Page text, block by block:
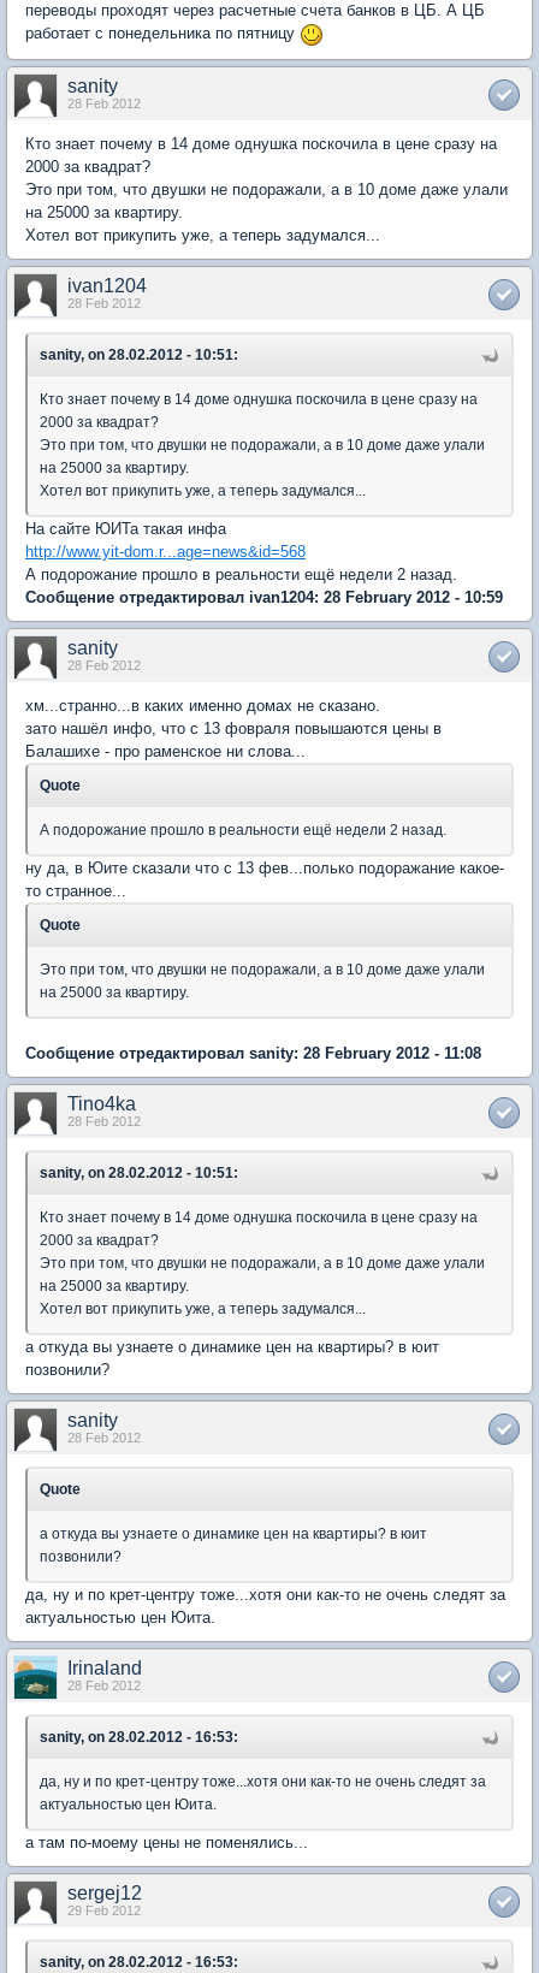
переводы проходят через расчетные счета банков в ЦБ. А ЦБ
работает с понедельника по пятницу
sanity
28 Feb 2012
Кто знает почему в 14 доме однушка поскочила в цене сразу на
2000 за квадрат?
Это при том, что двушки не подоражали, а в 10 доме даже улали
на 25000 за квартиру.
Хотел вот прикупить уже, а теперь задумался...
ivan1204
28 Feb 2012
sanity, on 28.02.2012 - 10:51:
Кто знает почему в 14 доме однушка поскочила в цене сразу на
2000 за квадрат?
Это при том, что двушки не подоражали, а в 10 доме даже улали
на 25000 за квартиру.
Хотел вот прикупить уже, а теперь задумался...
На сайте ЮИТа такая инфа
http://www.yit-dom.r...age=news&id=568
А подорожание прошло в реальности ещё недели 2 назад.
Сообщение отредактировал ivan1204: 28 February 2012 - 10:59
sanity
28 Feb 2012
хм...странно...в каких именно домах не сказано.
зато нашёл инфо, что с 13 фовраля повышаются цены в
Балашихе - про раменское ни слова...
Quote
А подорожание прошло в реальности ещё недели 2 назад.
ну да, в Юите сказали что с 13 фев...полько подоражание какое-
то странное...
Quote
Это при том, что двушки не подоражали, а в 10 доме даже улали
на 25000 за квартиру.
Сообщение отредактировал sanity: 28 February 2012 - 11:08
Tino4ka
28 Feb 2012
sanity, on 28.02.2012 - 10:51:
Кто знает почему в 14 доме однушка поскочила в цене сразу на
2000 за квадрат?
Это при том, что двушки не подоражали, а в 10 доме даже улали
на 25000 за квартиру.
Хотел вот прикупить уже, а теперь задумался...
а откуда вы узнаете о динамике цен на квартиры? в юит
позвонили?
sanity
28 Feb 2012
Quote
а откуда вы узнаете о динамике цен на квартиры? в юит
позвонили?
да, ну и по крет-центру тоже...хотя они как-то не очень следят за
актуальностью цен Юита.
Irinaland
28 Feb 2012
sanity, on 28.02.2012 - 16:53:
да, ну и по крет-центру тоже...хотя они как-то не очень следят за
актуальностью цен Юита.
а там по-моему цены не поменялись...
sergej12
29 Feb 2012
sanity, on 28.02.2012 - 16:53: